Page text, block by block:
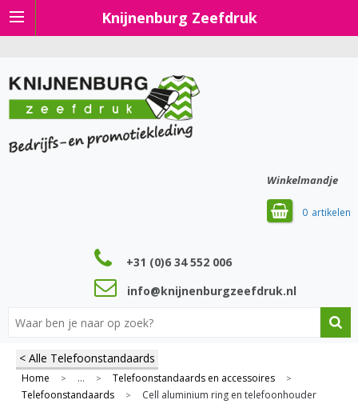
Knijnenburg Zeefdruk
Winkelmandje
0
+31 (0)6 34 552 006
info@knijnenburgzeefdruk.nl
< Alle Telefoonstandaards
Home > ... > Telefoonstandaards en accessoires >
Telefoonstandaards > Cell aluminium ring en telefoonhouder